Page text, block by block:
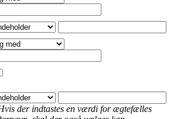
der indtastes en værdi for ægtefælles